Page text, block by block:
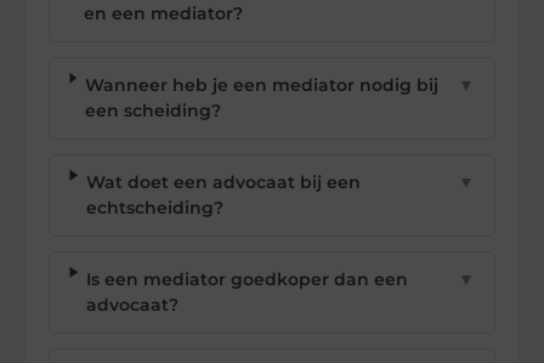
en een mediator?
Wanneer heb je een mediator nodig bij
een scheiding?
▼
Wat doet een advocaat bij een
echtscheiding?
▼
Is een mediator goedkoper dan een
advocaat?
▼